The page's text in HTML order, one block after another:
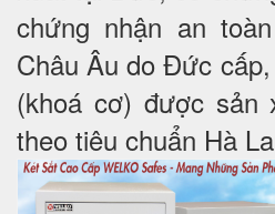
chứng nhận an
Châu Âu do Đức
(khoá cơ) được sản
theo tiêu chuẩn Hà